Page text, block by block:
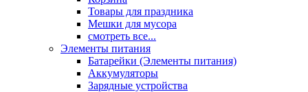
Товары для праздника
Мешки для мусора
смотреть все...
Элементы питания
Батарейки (Элементы питания)
Аккумуляторы
Зарядные устройства